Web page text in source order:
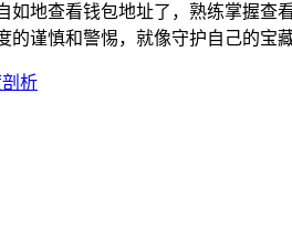
地查看钱包地址了，熟练掌握
谨慎和警惕，就像守护自己的宝
析